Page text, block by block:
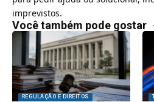
imprevistos.
Você também pode gostar
REGULAÇÃO E DIREITOS